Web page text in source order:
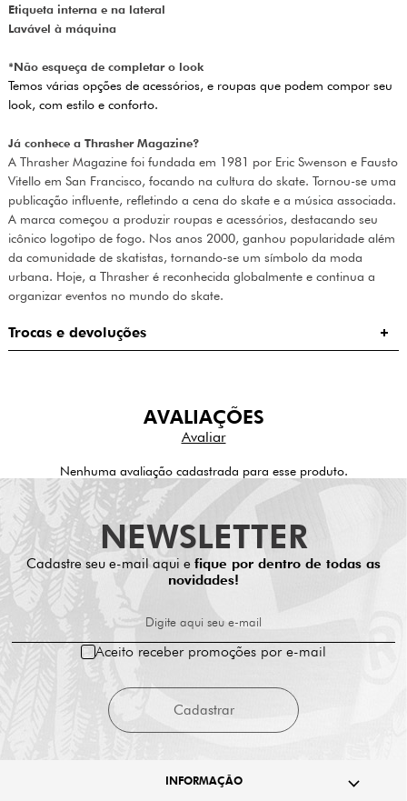
Etiqueta interna e na lateral
Lavável à máquina
*Não esqueça de completar o look
Temos várias opções de acessórios, e roupas que podem compor seu
look, com estilo e conforto.
Já conhece a Thrasher Magazine?
A Thrasher Magazine foi fundada em 1981 por Eric Swenson e Fausto
Vitello em San Francisco, focando na cultura do skate. Tornou-se uma
publicação influente, refletindo a cena do skate e a música associada.
A marca começou a produzir roupas e acessórios, destacando seu
icônico logotipo de fogo. Nos anos 2000, ganhou popularidade além
da comunidade de skatistas, tornando-se um símbolo da moda
urbana. Hoje, a Thrasher é reconhecida globalmente e continua a
organizar eventos no mundo do skate.
Trocas e devoluções
AVALIAÇÕES
Nenhuma avaliação cadastrada para esse produto.
NEWSLETTER
Cadastre seu e-mail aqui e fique por dentro de todas as
novidades!
Digite aqui seu e-mail
Cadastrar
Aceito receber promoções por e-mail
INFORMAÇÃO